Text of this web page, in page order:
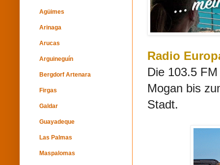
Radio
Die 103.5
Mogan bis
Stadt.
Agüimes
Arinaga
Arucas
Arguineguín
Bergdorf Artenara
Firgas
Galdar
Guayadeque
Las Palmas
Maspalomas